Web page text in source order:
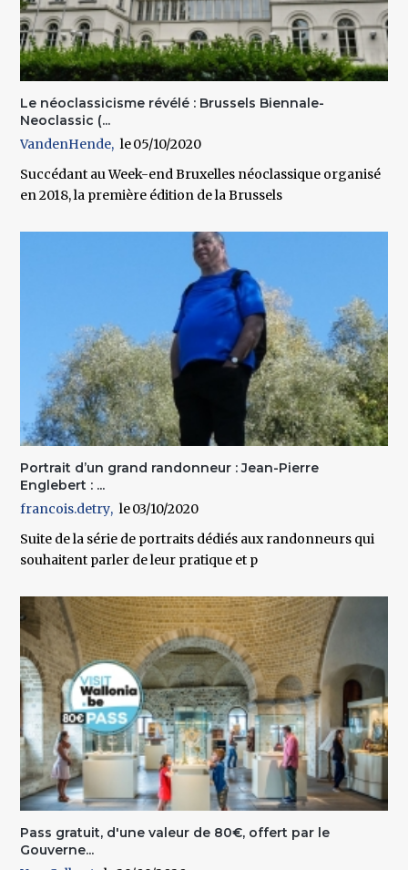
Le néoclassicisme révélé : Brussels Biennale-
Neoclassic (...
VandenHende
05/10/2020
Succédant au Week-end Bruxelles néoclassique organisé
en 2018, la première édition de la Brussels
Portrait d’un grand randonneur : Jean-Pierre
Englebert : ...
francois.detry
03/10/2020
Suite de la série de portraits dédiés aux randonneurs qui
souhaitent parler de leur pratique et p
Pass gratuit, d'une valeur de 80€, offert par le
Gouverne...